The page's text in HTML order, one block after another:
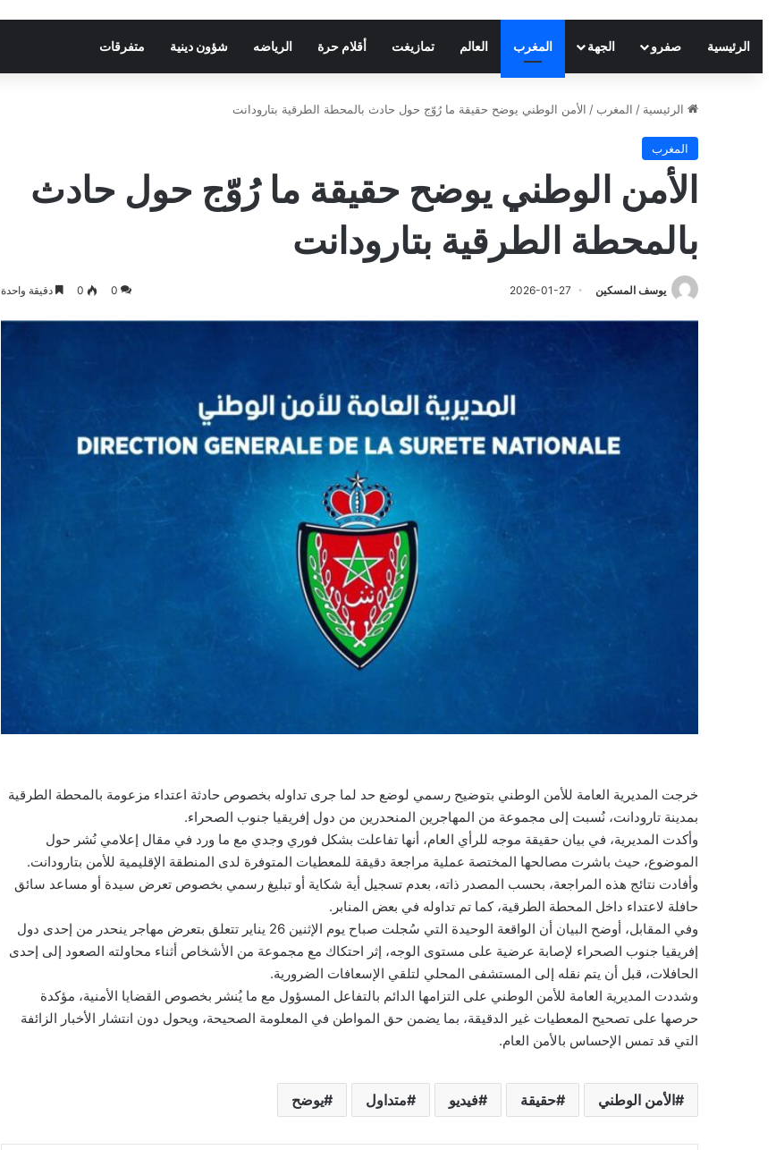
الرئيسية صفرو الجهة المغرب العالم تمازيغت أقلام حرة الرياضه شؤون دينية متفرقات
الرئيسية / المغرب / الأمن الوطني يوضح حقيقة ما رُوّج حول حادث بالمحطة الطرقية بتارودانت
المغرب
الأمن الوطني يوضح حقيقة ما رُوّج حول حادث
بالمحطة الطرقية بتارودانت
يوسف المسكين 2026-01-27
0
0 دقيقة واحدة
خرجت المديرية العامة للأمن الوطني بتوضيح رسمي لوضع حد لما جرى تداوله بخصوص حادثة اعتداء مزعومة بالمحطة الطرقية
بمدينة تارودانت، نُسبت إلى مجموعة من المهاجرين المنحدرين من دول إفريقيا جنوب الصحراء.
وأكدت المديرية، في بيان حقيقة موجه للرأي العام، أنها تفاعلت بشكل فوري وجدي مع ما ورد في مقال إعلامي نُشر حول
الموضوع، حيث باشرت مصالحها المختصة عملية مراجعة دقيقة للمعطيات المتوفرة لدى المنطقة الإقليمية للأمن بتارودانت.
وأفادت نتائج هذه المراجعة، بحسب المصدر ذاته، بعدم تسجيل أية شكاية أو تبليغ رسمي بخصوص تعرض سيدة أو مساعد سائق
حافلة لاعتداء داخل المحطة الطرقية، كما تم تداوله في بعض المنابر.
وفي المقابل، أوضح البيان أن الواقعة الوحيدة التي سُجلت صباح يوم الإثنين 26 يناير تتعلق بتعرض مهاجر ينحدر من إحدى دول
إفريقيا جنوب الصحراء لإصابة عرضية على مستوى الوجه، إثر احتكاك مع مجموعة من الأشخاص أثناء محاولته الصعود إلى إحدى
الحافلات، قبل أن يتم نقله إلى المستشفى المحلي لتلقي الإسعافات الضرورية.
وشددت المديرية العامة للأمن الوطني على التزامها الدائم بالتفاعل المسؤول مع ما يُنشر بخصوص القضايا الأمنية، مؤكدة
حرصها على تصحيح المعطيات غير الدقيقة، بما يضمن حق المواطن في المعلومة الصحيحة، ويحول دون انتشار الأخبار الزائفة
التي قد تمس الإحساس بالأمن العام.
الأمن الوطني حقيقة فيديو متداول يوضح